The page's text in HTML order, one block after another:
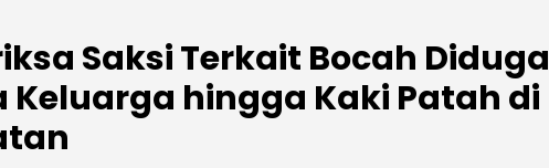
Saksi Terkait Bocah Diduga
Keluarga hingga Kaki Patah di